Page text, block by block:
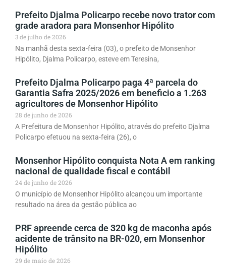
Prefeito Djalma Policarpo recebe novo trator com
grade aradora para Monsenhor Hipólito
3 de julho de 2026
Na manhã desta sexta-feira (03), o prefeito de Monsenhor
Hipólito, Djalma Policarpo, esteve em Teresina,
Prefeito Djalma Policarpo paga 4ª parcela do
Garantia Safra 2025/2026 em beneficio a 1.263
agricultores de Monsenhor Hipólito
28 de junho de 2026
A Prefeitura de Monsenhor Hipólito, através do prefeito Djalma
Policarpo efetuou na sexta-feira (26), o
Monsenhor Hipólito conquista Nota A em ranking
nacional de qualidade fiscal e contábil
24 de junho de 2026
O município de Monsenhor Hipólito alcançou um importante
resultado na área da gestão pública ao
PRF apreende cerca de 320 kg de maconha após
acidente de trânsito na BR-020, em Monsenhor
Hipólito
29 de maio de 2026